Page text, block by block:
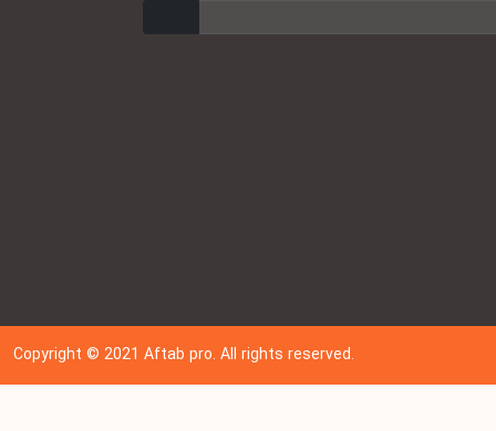
Copyright © 202 1Aftab pro. All rights reserved.